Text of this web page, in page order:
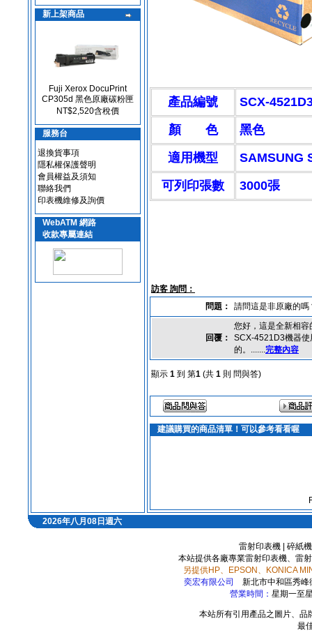
新上架商品
Fuji Xerox DocuPrint
CP305d 黑色原廠碳粉匣
NT$2,520含稅價
服務台
退換貨事項
隱私權保護聲明
會員權益及須知
聯絡我們
印表機維修及詢價
WebATM 網路
收款專屬連結
產品編號
SCX-
顏 色
黑色
適用機型
SAMSUNG
可列印張數
3000張
訪客 詢問：
問題：
請問這是非原廠的
回覆：
您好，這是全新相
SCX-4521D3機器使
的。.......完整內容
顯示 1 到 第1 (共 1 則 問與答)
建議購買的商品清單！可以參考看看喔
2026年八月08日週六
雷射印表機
碎紙機
本站提供各廠專業雷射印表機、雷
另提供HP、EPSON、KONICA
奕宏有限公司
新北市中和區秀
營業時間： 星期一至
本站所有引用產品之圖片、品
最